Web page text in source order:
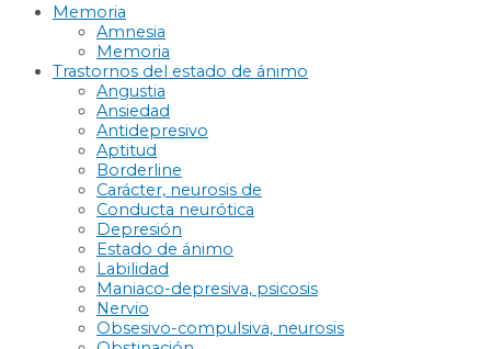
Memoria
Amnesia
Memoria
Trastornos del estado de ánimo
Angustia
Ansiedad
Antidepresivo
Aptitud
Borderline
Carácter, neurosis de
Conducta neurótica
Depresión
Estado de ánimo
Labilidad
Maniaco-depresiva, psicosis
Nervio
Obsesivo-compulsiva, neurosis